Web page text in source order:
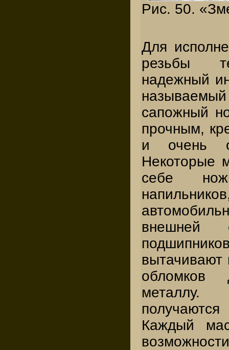
Рис. 50.
Для
резьбы
надежный
сапожный
прочным,
и очень
Некоторые
себе
внешней
вытачивают
Каждый